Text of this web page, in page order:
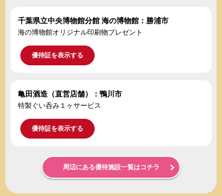
千葉県立中央博物館分館 海の博物館：勝浦市
海の博物館オリジナル印刷物プレゼント
優待証を表示する
亀田酒造（直営店舗）：鴨川市
特製ぐい呑み１ヶサービス
優待証を表示する
周辺にある優待施設一覧はコチラ